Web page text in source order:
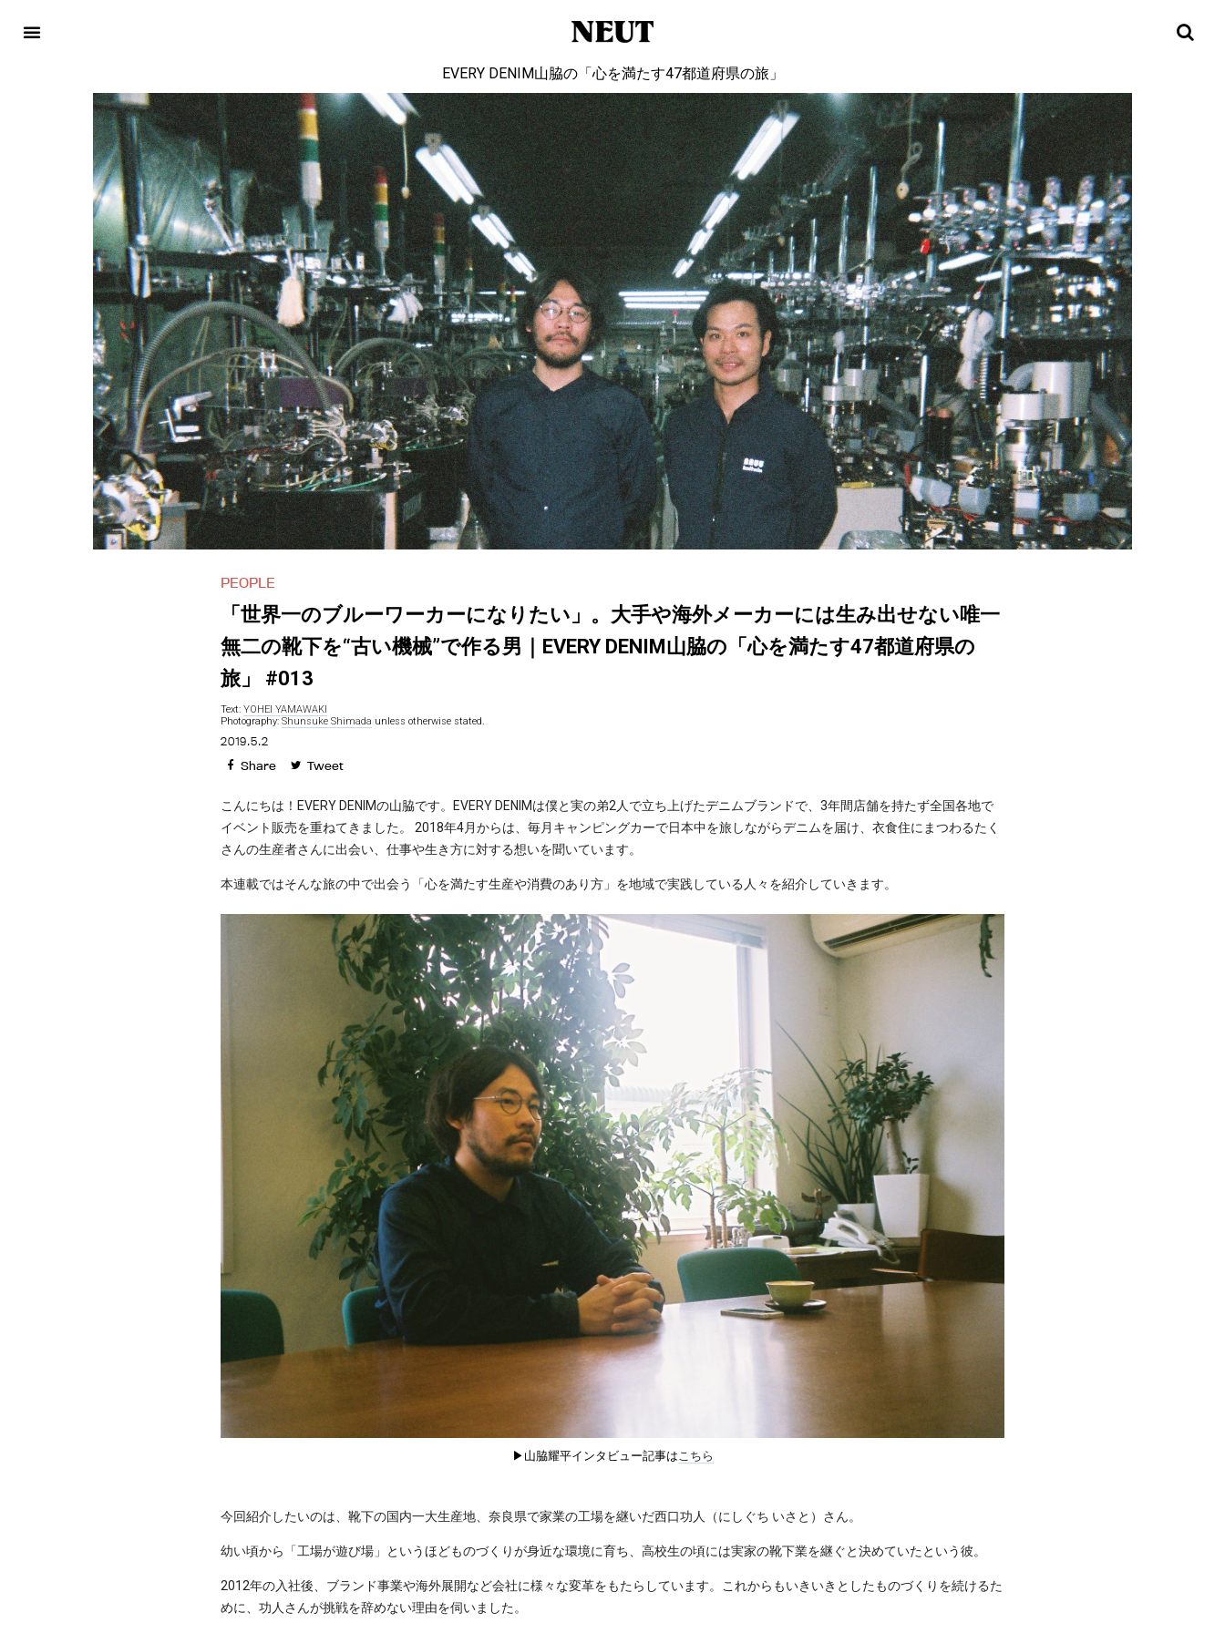
EVERY DENIM山脇の「心を満たす47都道府県の旅」
PEOPLE
「世界一のブルーワーカーになりたい」。大手や海外メーカーには生み出せない唯一
無二の靴下を“古い機械”で作る男｜EVERY DENIM山脇の「心を満たす47都道府県の
旅」 #013
Text: YOHEI YAMAWAKI
Photography: Shunsuke Shimada unless otherwise stated.
2019.5.2
Share Tweet
こんにちは！EVERY DENIMの山脇です。EVERY DENIMは僕と実の弟2人で立ち上げたデニムブランドで、3年間店舗を持たず全国各地で
イベント販売を重ねてきました。 2018年4月からは、毎月キャンピングカーで日本中を旅しながらデニムを届け、衣食住にまつわるたく
さんの生産者さんに出会い、仕事や生き方に対する想いを聞いています。
本連載ではそんな旅の中で出会う「心を満たす生産や消費のあり方」を地域で実践している人々を紹介していきます。
▶︎山脇耀平インタビュー記事はこちら
今回紹介したいのは、靴下の国内一大生産地、奈良県で家業の工場を継いだ西口功人（にしぐち いさと）さん。
幼い頃から「工場が遊び場」というほどものづくりが身近な環境に育ち、高校生の頃には実家の靴下業を継ぐと決めていたという彼。
2012年の入社後、ブランド事業や海外展開など会社に様々な変革をもたらしています。これからもいきいきとしたものづくりを続けるた
めに、功人さんが挑戦を辞めない理由を伺いました。